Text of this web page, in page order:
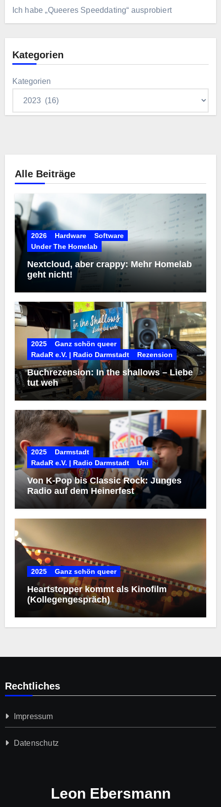
Ich habe „Queeres Speeddating“ ausprobiert
Kategorien
Kategorien
Alle Beiträge
2026 Hardware
Software
Under The Homelab
Nextcloud, aber crappy: Mehr Homelab
geht nicht!
2025
Ganz schön queer
RadaR e.V. | Radio Darmstadt
Rezension
Buchrezension: In the shallows – Liebe
tut weh
2025
Darmstadt
RadaR e.V. | Radio Darmstadt
Uni
Von K-Pop bis Classic Rock: Junges
Radio auf dem Heinerfest
2025 Ganz schön queer
Heartstopper kommt als Kinofilm
(Kollegengespräch)
Rechtliches
Impressum
Datenschutz­
Leon Ebersmann